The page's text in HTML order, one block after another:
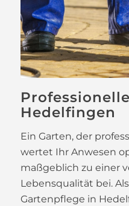
Hedelfingen
Ein Garten, der
wertet Ihr Anwesen
maßgeblich zu einer
Lebensqualität bei.
Gartenpflege in